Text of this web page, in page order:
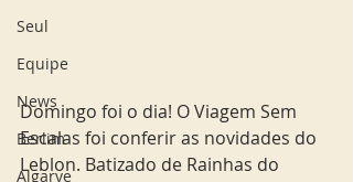
Seul
Equipe
News
Berlim
Algarve
Domingo foi o dia! O Viagem Sem
Escalas foi conferir as novidades do
Leblon. Batizado de Rainhas do